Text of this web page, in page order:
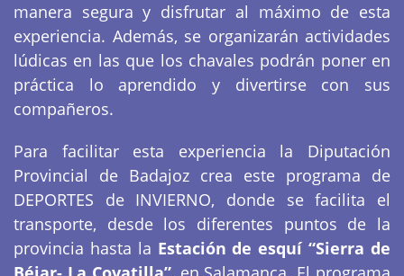
manera segura y disfrutar al máximo de esta
experiencia. Además, se organizarán actividades
lúdicas en las que los chavales podrán poner en
práctica lo aprendido y divertirse con sus
compañeros.
Para facilitar esta experiencia la Diputación
Provincial de Badajoz crea este programa de
DEPORTES de INVIERNO, donde se facilita el
transporte, desde los diferentes puntos de la
provincia hasta la Estación de esquí “Sierra de